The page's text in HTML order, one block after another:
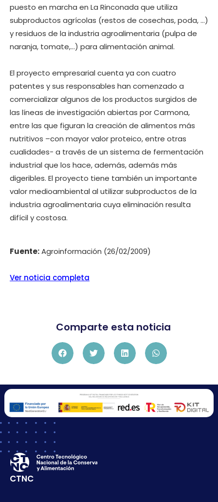
puesto en marcha en La Rinconada que utiliza
subproductos agrícolas (restos de cosechas, poda, …)
y residuos de la industria agroalimentaria (pulpa de
naranja, tomate,…) para alimentación animal.
El proyecto empresarial cuenta ya con cuatro
patentes y sus responsables han comenzado a
comercializar algunos de los productos surgidos de
las líneas de investigación abiertas por Carmona,
entre las que figuran la creación de alimentos más
nutritivos –con mayor valor proteico, entre otras
cualidades- a través de un sistema de fermentación
industrial que los hace, además, además más
digeribles. El proyecto tiene también un importante
valor medioambiental al utilizar subproductos de la
industria agroalimentaria cuya eliminación resulta
difícil y costosa.
Fuente:Agroinformación (26/02/2009)
Ver noticia completa
Comparte esta noticia
CTNC